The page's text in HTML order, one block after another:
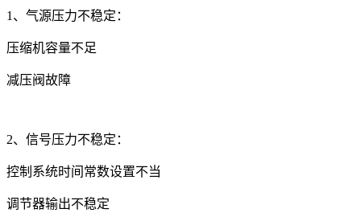
1、气源压力不稳定：
压缩机容量不足
减压阀故障
2、信号压力不稳定：
控制系统时间常数设置不当
调节器输出不稳定